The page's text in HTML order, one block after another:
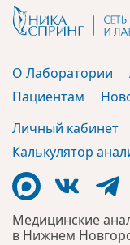
Медицинские
в Нижнем
О Лаборатории
Пациентам
Личный кабинет
Калькулятор